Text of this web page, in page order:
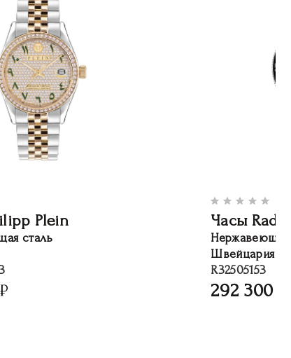
Plein
сталь
Часы Rado
Нержавеющая
Швейцария
R32505153
292 300